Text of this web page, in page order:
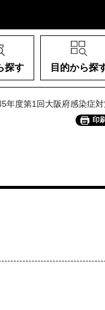
探す 目的から探
年度第1回大阪府感染症
印刷